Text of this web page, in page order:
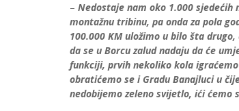
– Nedostaje nam oko 1.000
montažnu tribinu, pa onda za pola
100.000 KM uložimo u bilo šta
da se u Borcu zalud nadaju da će
funkciji, prvih nekoliko kola
obratićemo se i Gradu Banajluci u
nedobijemo zeleno svijetlo, ići ćemo